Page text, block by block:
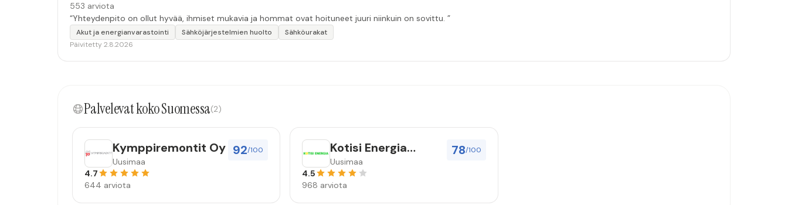
553 arviota
“Yhteydenpito on ollut hyvää, ihmiset mukavia ja hommat ovat hoituneet juuri niinkuin on sovittu. ”
Akut ja energianvarastointi Sähköjärjestelmien huolto
Sähköurakat
Päivitetty 2.8.2026
Palvelevat koko Suomessa(2)
92/100
Kymppiremontit Oy
Uusimaa
4.7
644 arviota
78/100
Kotisi Energia
Nordic Oy
Uusimaa
4.5
968 arviota